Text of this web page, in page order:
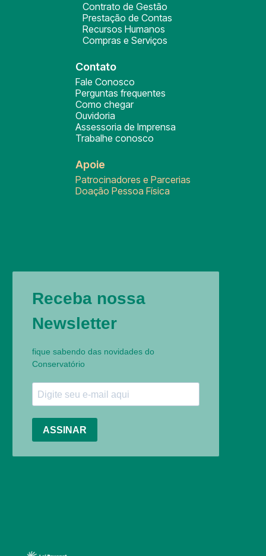
Contrato de Gestão
Prestação de Contas
Recursos Humanos
Compras e Serviços
Contato
Fale Conosco
Perguntas frequentes
Como chegar
Ouvidoria
Assessoria de Imprensa
Trabalhe conosco
Apoie
Patrocinadores e Parcerias
Doação Pessoa Física